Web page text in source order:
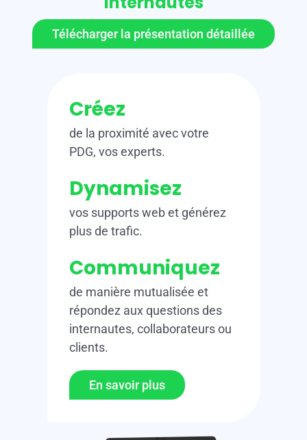
Télécharger la présentation détaillée
Créez
de la proximité avec votre
PDG, vos experts.
Dynamisez
vos supports web et générez
plus de trafic.
Communiquez
de manière mutualisée et
répondez aux questions des
internautes, collaborateurs ou
clients.
En savoir plus